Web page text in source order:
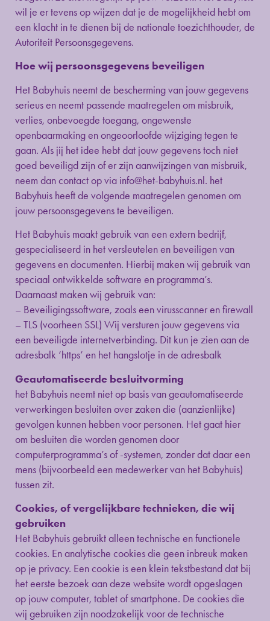
wil je er tevens op wijzen dat je de mogelijkheid hebt om
een klacht in te dienen bij de nationale toezichthouder, de
Autoriteit Persoonsgegevens.
Hoe wij persoonsgegevens beveiligen
Het Babyhuis neemt de bescherming van jouw gegevens
serieus en neemt passende maatregelen om misbruik,
verlies, onbevoegde toegang, ongewenste
openbaarmaking en ongeoorloofde wijziging tegen te
gaan. Als jij het idee hebt dat jouw gegevens toch niet
goed beveiligd zijn of er zijn aanwijzingen van misbruik,
neem dan contact op via info@het-babyhuis.nl. het
Babyhuis heeft de volgende maatregelen genomen om
jouw persoonsgegevens te beveiligen.
Het Babyhuis maakt gebruik van een extern bedrijf,
gespecialiseerd in het versleutelen en beveiligen van
gegevens en documenten. Hierbij maken wij gebruik van
speciaal ontwikkelde software en programma’s.
Daarnaast maken wij gebruik van:
– Beveiligingssoftware, zoals een virusscanner en firewall
– TLS (voorheen SSL) Wij versturen jouw gegevens via
een beveiligde internetverbinding. Dit kun je zien aan de
adresbalk ‘https’ en het hangslotje in de adresbalk
Geautomatiseerde besluitvorming
het Babyhuis neemt niet op basis van geautomatiseerde
verwerkingen besluiten over zaken die (aanzienlijke)
gevolgen kunnen hebben voor personen. Het gaat hier
om besluiten die worden genomen door
computerprogramma’s of -systemen, zonder dat daar een
mens (bijvoorbeeld een medewerker van het Babyhuis)
tussen zit.
Cookies, of vergelijkbare technieken, die wij
gebruiken
Het Babyhuis gebruikt alleen technische en functionele
cookies. En analytische cookies die geen inbreuk maken
op je privacy. Een cookie is een klein tekstbestand dat bij
het eerste bezoek aan deze website wordt opgeslagen
op jouw computer, tablet of smartphone. De cookies die
wij gebruiken zijn noodzakelijk voor de technische